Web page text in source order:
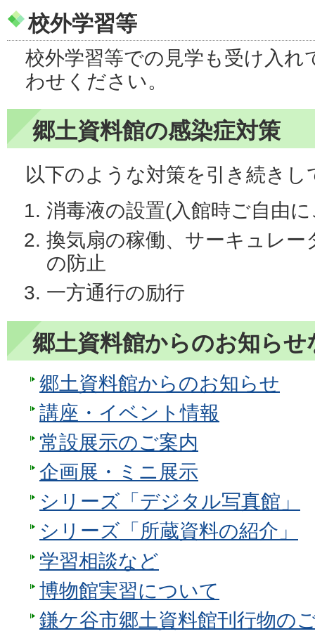
校外学習等
校外学習等での見学も受け入
わせください。
郷土資料館の感染症対策
以下のような対策を引き続き
消毒液の設置(入館時ご自由
換気扇の稼働、サーキュレー
の防止
一方通行の励行
郷土資料館からのお知らせ
郷土資料館からのお知らせ
講座・イベント情報
常設展示のご案内
企画展・ミニ展示
シリーズ「デジタル写真館」
シリーズ「所蔵資料の紹介」
学習相談など
博物館実習について
鎌ケ谷市郷土資料館刊行物の